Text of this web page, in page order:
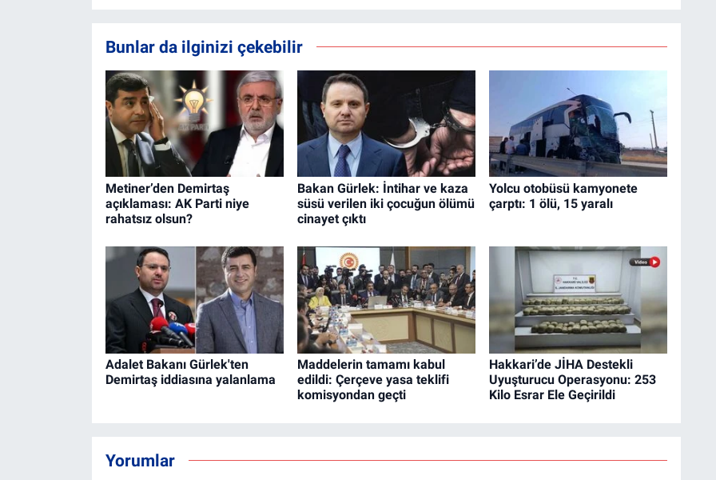
Bunlar da ilginizi çekebilir
Metiner’den Demirtaş
açıklaması: AK Parti niye
rahatsız olsun?
Bakan Gürlek: İntihar ve kaza
süsü verilen iki çocuğun ölümü
cinayet çıktı
Yolcu otobüsü kamyonete
çarptı: 1 ölü, 15 yaralı
Adalet Bakanı Gürlek'ten
Demirtaş iddiasına yalanlama
Maddelerin tamamı kabul
edildi: Çerçeve yasa teklifi
komisyondan geçti
Hakkari’de JİHA Destekli
Uyuşturucu Operasyonu: 253
Kilo Esrar Ele Geçirildi
Yorumlar